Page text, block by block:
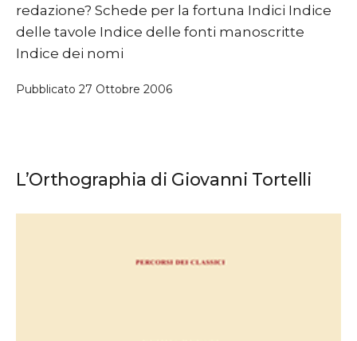
redazione? Schede per la fortuna Indici Indice
delle tavole Indice delle fonti manoscritte
Indice dei nomi
Pubblicato 27 Ottobre 2006
L’Orthographia di Giovanni Tortelli